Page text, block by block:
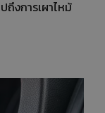
ถึงการเผาไหม้